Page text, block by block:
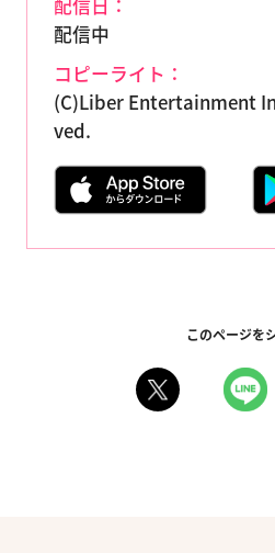
配信日：
配信中
コピーライト：
(C)Liber Entertainment
ved.
このページを